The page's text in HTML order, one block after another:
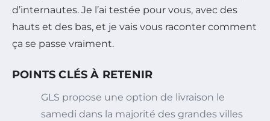
d’internautes. Je l’ai testée pour vous, avec des
hauts et des bas, et je vais vous raconter comment
ça se passe vraiment.
POINTS CLÉS À RETENIR
GLS propose une option de livraison le
samedi dans la majorité des grandes villes